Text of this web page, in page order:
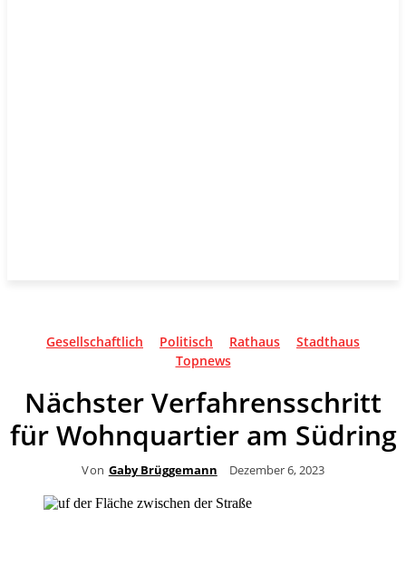
Gesellschaftlich Politisch Rathaus
Stadthaus
Topnews
Nächster Verfahrensschritt
für Wohnquartier am Südring
Von Gaby Brüggemann Dezember 6, 2023